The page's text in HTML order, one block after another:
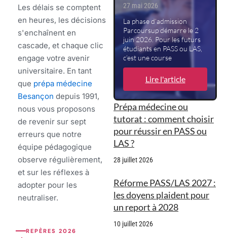
Les délais se comptent
en heures, les décisions
s'enchaînent en
cascade, et chaque clic
engage votre avenir
universitaire. En tant
que prépa médecine
Besançon depuis 1991,
nous vous proposons
de revenir sur sept
erreurs que notre
équipe pédagogique
observe régulièrement,
et sur les réflexes à
adopter pour les
neutraliser.
REPÈRES 2026
27 mai 2026
La phase d’admission
Parcoursup démarre le 2
juin 2026. Pour les futurs
étudiants en PASS ou LAS,
c’est une course
Lire l'article
Prépa médecine ou
tutorat : comment choisir
pour réussir en PASS ou
LAS ?
28 juillet 2026
Réforme PASS/LAS 2027 :
les doyens plaident pour
un report à 2028
10 juillet 2026